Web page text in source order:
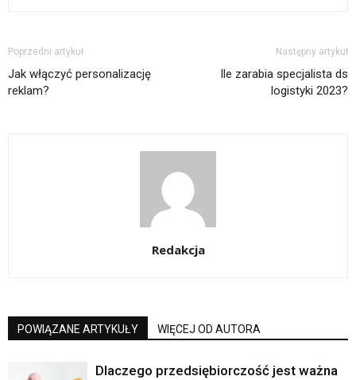
Poprzedni artykuł
Jak włączyć personalizację
reklam?
Następny artykuł
Ile zarabia specjalista ds
logistyki 2023?
Redakcja
POWIĄZANE ARTYKUŁY WIĘCEJ OD AUTORA
Dlaczego przedsiębiorczość jest ważna